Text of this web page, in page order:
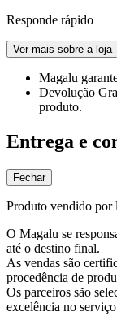
Responde rápido
Ver mais sobre a loja
Magalu
Devolução
produto.
Entrega e
Fechar
Produto vendido por
O Magalu se
até o destino final.
As vendas são
procedência de
Os parceiros são
excelência no